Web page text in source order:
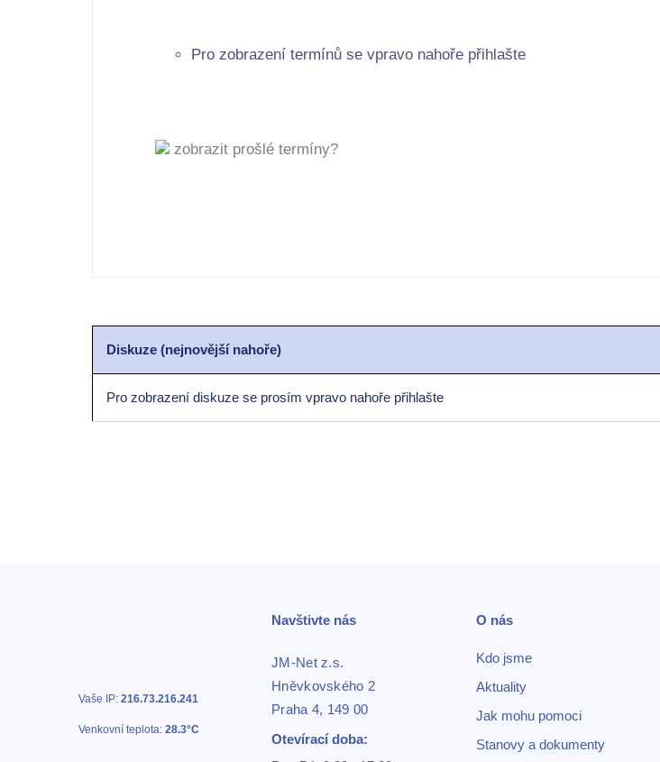
Pro zobrazení termínů se vpravo nahoře přihlašte
zobrazit prošlé termíny?
Diskuze (nejnovější nahoře)
Pro zobrazení diskuze se prosím vpravo nahoře přihlašte
Vaše IP: 216.73.216.241
Venkovní teplota: 28.3°C
Navštivte nás
JM-Net z.s.
Hněvkovského 2
Praha 4, 149 00
Otevírací doba:
O nás
Kdo jsme
Aktuality
Jak mohu pomoci
Stanovy a dokumenty